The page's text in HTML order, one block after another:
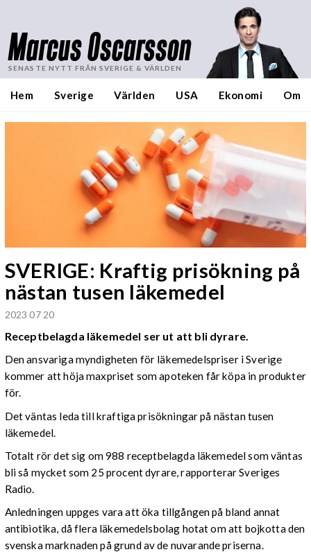
Marcus Oscarsson
SENASTE NYTT FRÅN SVERIGE & VÄRLDEN
Hem Sverige Världen USA Ekonomi Om
SVERIGE: Kraftig prisökning på
nästan tusen läkemedel
2023 07 20
Receptbelagda läkemedel ser ut att bli dyrare.
Den ansvariga myndigheten för läkemedelspriser i Sverige
kommer att höja maxpriset som apoteken får köpa in produkter
för.
Det väntas leda till kraftiga prisökningar på nästan tusen
läkemedel.
Totalt rör det sig om 988 receptbelagda läkemedel som väntas
bli så mycket som 25 procent dyrare, rapporterar Sveriges
Radio.
Anledningen uppges vara att öka tillgången på bland annat
antibiotika, då flera läkemedelsbolag hotat om att bojkotta den
svenska marknaden på grund av de nuvarande priserna.